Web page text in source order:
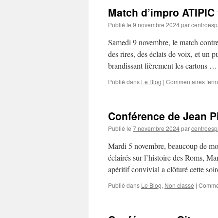
Match d’impro ATIPIC
Publié le 9 novembre 2024par
Samedi 9 novembre, le match
des rires, des éclats de voix, et un
brandissant fièrement les cartons …
Publié dans Le Blog | Commentaires
Conférence de Jean
Publié le 7 novembre 2024par
Mardi 5 novembre, beaucoup de
éclairés sur l’histoire des Roms,
apéritif convivial a clôturé cette
Publié dans Le Blog, Non classé |